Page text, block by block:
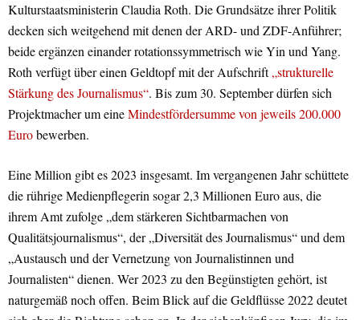
Kulturstaatsministerin Claudia Roth. Die Grundsätze ihrer Politik
decken sich weitgehend mit denen der ARD- und ZDF-Anführer;
beide ergänzen einander rotationssymmetrisch wie Yin und Yang.
Roth verfügt über einen Geldtopf mit der Aufschrift„strukturelle
Stärkung des Journalismus“. Bis zum 30. September dürfen sich
Projektmacher um eineMindestfördersumme von jeweils 200.000
Eurobewerben.
Eine Million gibt es 2023 insgesamt. Im vergangenen Jahr schüttete
die rührige Medienpflegerin sogar 2,3 Millionen Euro aus, die
ihrem Amt zufolge „dem stärkeren Sichtbarmachen von
Qualitätsjournalismus“, der „Diversität des Journalismus“ und dem
„Austausch und der Vernetzung von Journalistinnen und
Journalisten“ dienen. Wer 2023 zu den Begünstigten gehört, ist
naturgemäß noch offen. Beim Blick auf die Geldflüsse 2022 deutet